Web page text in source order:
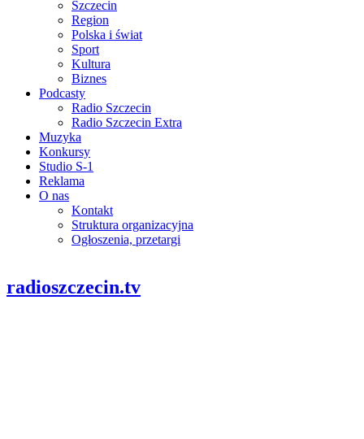
Szczecin
Region
Polska i świat
Sport
Kultura
Biznes
Podcasty
Radio Szczecin
Radio Szczecin Extra
Muzyka
Konkursy
Studio S-1
Reklama
O nas
Kontakt
Struktura organizacyjna
Ogłoszenia, przetargi
radioszczecin.tv